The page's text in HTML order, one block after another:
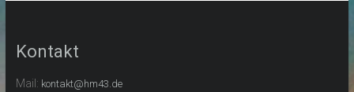
Kontakt
Mail: kontakt@hm43.de